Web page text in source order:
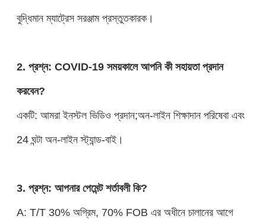
বুদ্ধিমান ম্যাট্রেস সরঞ্জাম প্রস্তুতকারক।
2. প্রশ্ন: COVID-19 সময়কালে আপনি কী সহায়তা প্রদান
করবেন?
একটি: আমরা ইনস্টল ভিডিও প্রদান;অন-লাইন শিক্ষাদান পরিষেবা এবং
24 ঘন্টা অন-লাইন স্ট্যান্ড-বাই।
3. প্রশ্ন: আপনার পেমেন্ট শর্তাবলী কি?
A: T/T 30% অগ্রিম, 70% FOB এর অধীনে চালানের আগে